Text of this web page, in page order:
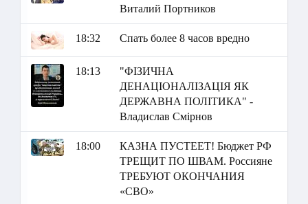
Виталий Портников
18:32 Спать более 8 часов вредно
18:13
"ФІЗИЧНА
ДЕНАЦІОНАЛІЗАЦІЯ ЯК
ДЕРЖАВНА ПОЛІТИКА" -
Владислав Смірнов
18:00
КАЗНА ПУСТЕЕТ! Бюджет РФ
ТРЕЩИТ ПО ШВАМ. Россияне
ТРЕБУЮТ ОКОНЧАНИЯ
«СВО»